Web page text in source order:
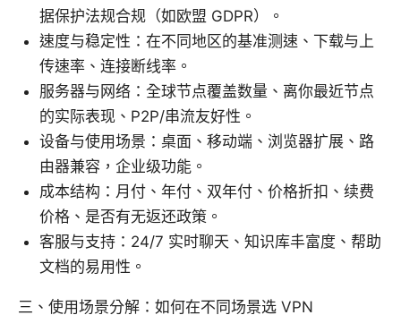
据保护法规合规（如欧盟 GDPR）。
速度与稳定性：在不同地区的基准测速、下载与上
传速率、连接断线率。
服务器与网络：全球节点覆盖数量、离你最近节点
的实际表现、P2P/串流友好性。
设备与使用场景：桌面、移动端、浏览器扩展、路
由器兼容，企业级功能。
成本结构：月付、年付、双年付、价格折扣、续费
价格、是否有无返还政策。
客服与支持：24/7 实时聊天、知识库丰富度、帮助
文档的易用性。
三、使用场景分解：如何在不同场景选 VPN